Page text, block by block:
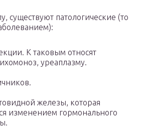
существуют патологические (то
К таковым относят
уреаплазму.
железы, которая
изменением гормонального